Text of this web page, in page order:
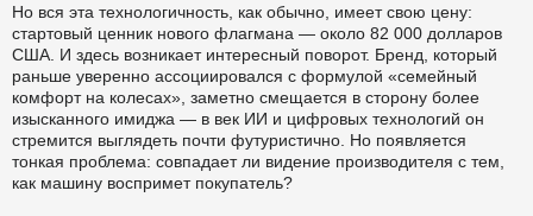
Но вся эта технологичность, как обычно, имеет свою цену:
стартовый ценник нового флагмана — около 82 000 долларов
США. И здесь возникает интересный поворот. Бренд, который
раньше уверенно ассоциировался с формулой «семейный
комфорт на колесах», заметно смещается в сторону более
изысканного имиджа — в век ИИ и цифровых технологий он
стремится выглядеть почти футуристично. Но появляется
тонкая проблема: совпадает ли видение производителя с тем,
как машину воспримет покупатель?